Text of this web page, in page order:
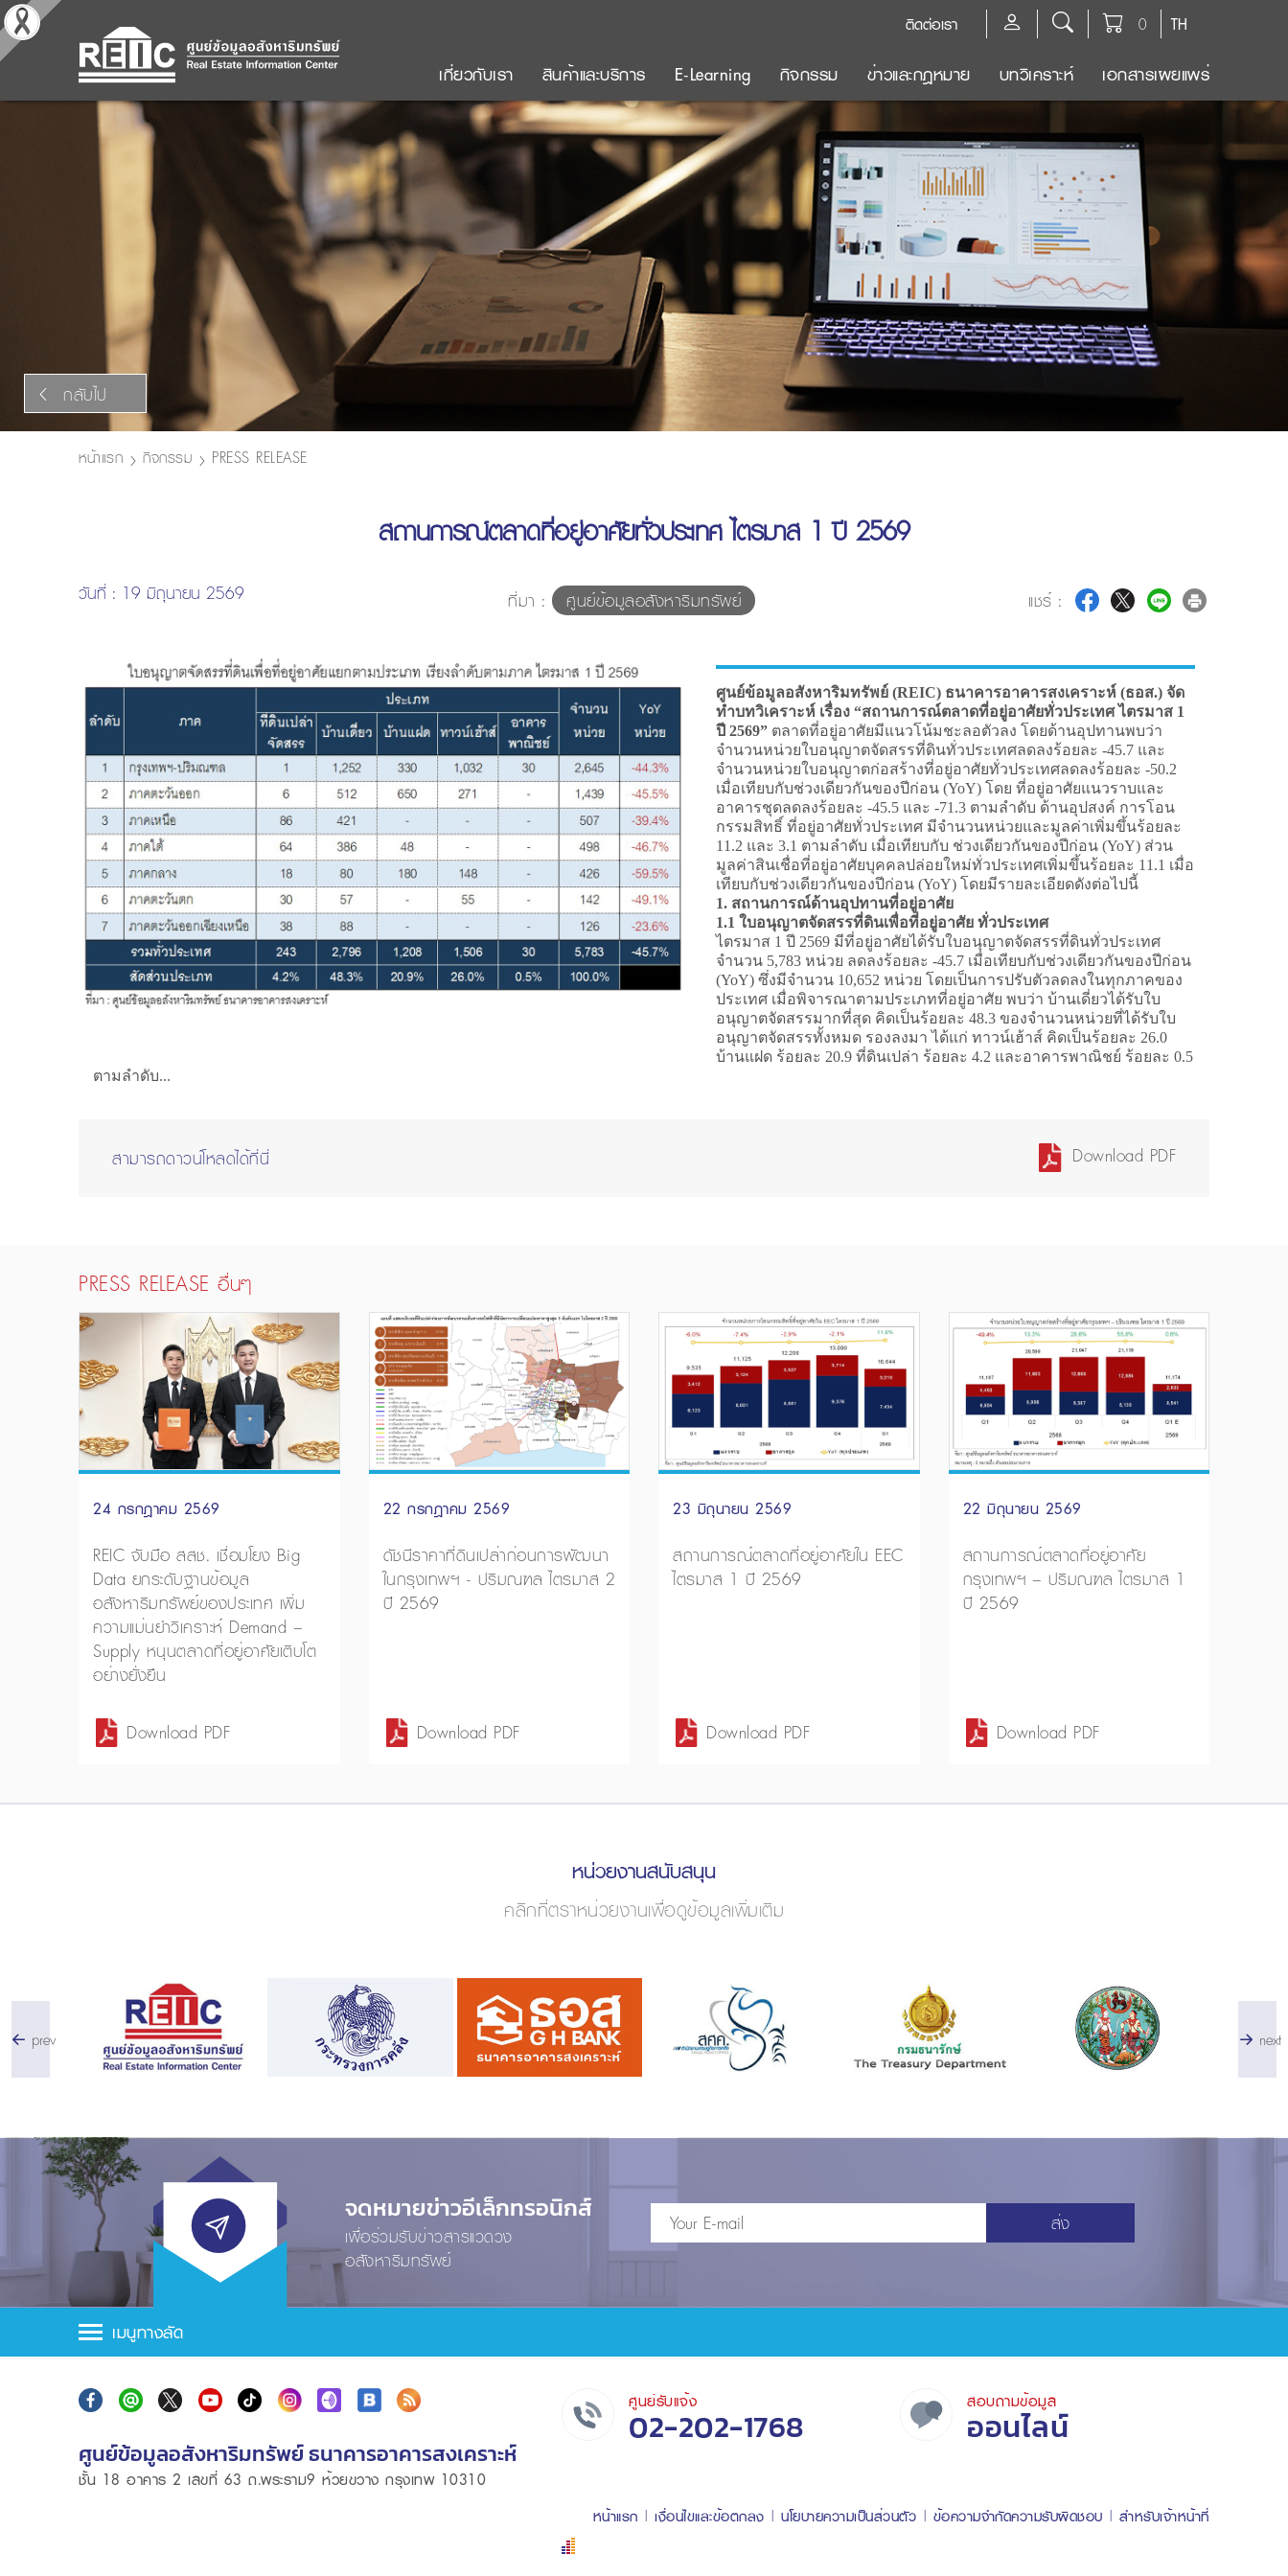
TH
0
ติดต่อเรา
เกี่ยวกับเรา สินค้าและบริการ E-Learning กิจกรรม ข่าวและกฎหมาย บทวิเคราะห์ เอกสารเผยแพร่
กลับไป
หน้าแรก กิจกรรม PRESS RELEASE
สถานการณ์ตลาดที่อยู่อาศัยทั่วประเทศ ไตรมาส 1 ปี 2569
วันที่ : 19 มิถุนายน 2569 ที่มา : ศูนย์ข้อมูลอสังหาริมทรัพย์ แชร์ :
ศูนย์ข้อมูลอสังหาริมทรัพย์ (REIC) ธนาคารอาคารสงเคราะห์ (ธอส.) จัด
ทำบทวิเคราะห์ เรื่อง “สถานการณ์ตลาดที่อยู่อาศัยทั่วประเทศ ไตรมาส 1
ปี 2569” ตลาดที่อยู่อาศัยมีแนวโน้มชะลอตัวลง โดยด้านอุปทานพบว่า
จำนวนหน่วยใบอนุญาตจัดสรรที่ดินทั่วประเทศลดลงร้อยละ -45.7 และ
จำนวนหน่วยใบอนุญาตก่อสร้างที่อยู่อาศัยทั่วประเทศลดลงร้อยละ -50.2
เมื่อเทียบกับช่วงเดียวกันของปีก่อน (YoY) โดย ที่อยู่อาศัยแนวราบและ
อาคารชุดลดลงร้อยละ -45.5 และ -71.3 ตามลำดับ ด้านอุปสงค์ การโอน
กรรมสิทธิ์ ที่อยู่อาศัยทั่วประเทศ มีจำนวนหน่วยและมูลค่าเพิ่มขึ้นร้อยละ
11.2 และ 3.1 ตามลำดับ เมื่อเทียบกับ ช่วงเดียวกันของปีก่อน (YoY) ส่วน
มูลค่าสินเชื่อที่อยู่อาศัยบุคคลปล่อยใหม่ทั่วประเทศเพิ่มขึ้นร้อยละ 11.1 เมื่อ
เทียบกับช่วงเดียวกันของปีก่อน (YoY) โดยมีรายละเอียดดังต่อไปนี้
1. สถานการณ์ด้านอุปทานที่อยู่อาศัย
1.1 ใบอนุญาตจัดสรรที่ดินเพื่อที่อยู่อาศัย ทั่วประเทศ
ไตรมาส 1 ปี 2569 มีที่อยู่อาศัยได้รับใบอนุญาตจัดสรรที่ดินทั่วประเทศ
จำนวน 5,783 หน่วย ลดลงร้อยละ -45.7 เมื่อเทียบกับช่วงเดียวกันของปีก่อน
(YoY) ซึ่งมีจำนวน 10,652 หน่วย โดยเป็นการปรับตัวลดลงในทุกภาคของ
ประเทศ เมื่อพิจารณาตามประเภทที่อยู่อาศัย พบว่า บ้านเดี่ยวได้รับใบ
อนุญาตจัดสรรมากที่สุด คิดเป็นร้อยละ 48.3 ของจำนวนหน่วยที่ได้รับใบ
อนุญาตจัดสรรทั้งหมด รองลงมา ได้แก่ ทาวน์เฮ้าส์ คิดเป็นร้อยละ 26.0
บ้านแฝด ร้อยละ 20.9 ที่ดินเปล่า ร้อยละ 4.2 และอาคารพาณิชย์ ร้อยละ 0.5
ตามลำดับ...
สามารถดาวน์โหลดได้ที่นี่ Download PDF
PRESS RELEASE อื่นๆ
24 กรกฎาคม 2569
REIC จับมือ สสช. เชื่อมโยง Big
Data ยกระดับฐานข้อมูล
อสังหาริมทรัพย์ของประเทศ เพิ่ม
ความแม่นยำวิเคราะห์ Demand –
Supply หนุนตลาดที่อยู่อาศัยเติบโต
อย่างยั่งยืน
Download PDF
22 กรกฎาคม 2569
ดัชนีราคาที่ดินเปล่าก่อนการพัฒนา
ในกรุงเทพฯ - ปริมณฑล ไตรมาส 2
ปี 2569
Download PDF
23 มิถุนายน 2569
สถานการณ์ตลาดที่อยู่อาศัยใน EEC
ไตรมาส 1 ปี 2569
Download PDF
22 มิถุนายน 2569
สถานการณ์ตลาดที่อยู่อาศัย
กรุงเทพฯ – ปริมณฑล ไตรมาส 1
ปี 2569
Download PDF
หน่วยงานสนับสนุน
คลิกที่ตราหน่วยงานเพื่อดูข้อมูลเพิ่มเติม
prev next
จดหมายข่าวอีเล็กทรอนิกส์
เพื่อร่วมรับข่าวสารแวดวง
อสังหาริมทรัพย์
ส่ง
เมนูทางลัด
ศูนย์ข้อมูลอสังหาริมทรัพย์ ธนาคารอาคารสงเคราะห์
ชั้น 18 อาคาร 2 เลขที่ 63 ถ.พระราม9 ห้วยขวาง กรุงเทพ 10310
ศูนย์รับแจ้ง
02-202-1768
สอบถามข้อมูล
ออนไลน์
หน้าแรก เงื่อนไขและข้อตกลง นโยบายความเป็นส่วนตัว ข้อความจำกัดความรับผิดชอบ สำหรับเจ้าหน้าที่